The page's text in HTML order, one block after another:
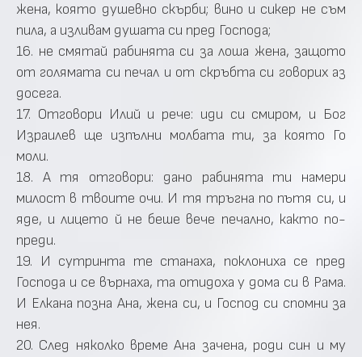
жена, която душевно скърби; вино и сикер не съм
пила, а изливам душата си пред Господа;
16. не смятай рабинята си за лоша жена, защото
от голямата си печал и от скръбта си говорих аз
досега.
17. Отговори Илий и рече: иди си смиром, и Бог
Израилев ще изпълни молбата ти, за която Го
моли.
18. А тя отговори: дано рабинята ти намери
милост в твоите очи. И тя тръгна по пътя си, и
яде, и лицето й не беше вече печално, както по-
преди.
19. И сутринта те станаха, поклониха се пред
Господа и се върнаха, та отидоха у дома си в Рама.
И Елкана позна Ана, жена си, и Господ си спомни за
нея.
20. След няколко време Ана зачена, роди син и му